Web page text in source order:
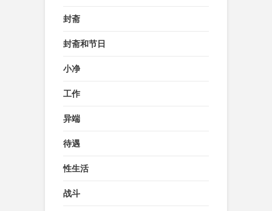
封斋
封斋和节日
小净
工作
异端
待遇
性生活
战斗